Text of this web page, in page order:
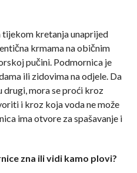
kretanja unaprijed
krmama na običnim
pučini. Podmornica je
ili zidovima na odjele. Da
drugi, mora se proći kroz
i kroz koja voda ne može
ima otvore za spašavanje i
zna ili vidi kamo plovi?